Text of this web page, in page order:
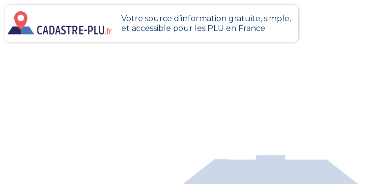
Votre source d’information gratuite, simple,
et accessible pour les PLU en France